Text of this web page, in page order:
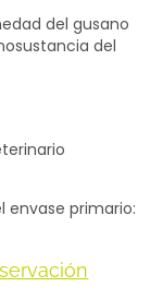
del gusano
del
envase primario: